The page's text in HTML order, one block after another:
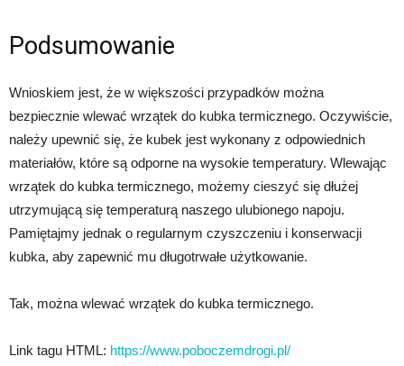
Podsumowanie
Wnioskiem jest, że w większości przypadków można
bezpiecznie wlewać wrzątek do kubka termicznego. Oczywiście,
należy upewnić się, że kubek jest wykonany z odpowiednich
materiałów, które są odporne na wysokie temperatury. Wlewając
wrzątek do kubka termicznego, możemy cieszyć się dłużej
utrzymującą się temperaturą naszego ulubionego napoju.
Pamiętajmy jednak o regularnym czyszczeniu i konserwacji
kubka, aby zapewnić mu długotrwałe użytkowanie.
Tak, można wlewać wrzątek do kubka termicznego.
Link tagu HTML: https://www.poboczemdrogi.pl/